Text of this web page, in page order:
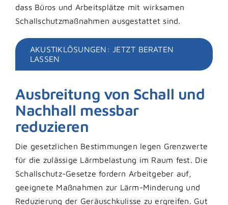
dass Büros und Arbeitsplätze mit wirksamen
Schallschutzmaßnahmen ausgestattet sind.
AKUSTIKLÖSUNGEN: JETZT BERATEN
LASSEN
Ausbreitung von Schall und
Nachhall messbar
reduzieren
Die gesetzlichen Bestimmungen legen Grenzwerte
für die zulässige Lärmbelastung im Raum fest. Die
Schallschutz-Gesetze fordern Arbeitgeber auf,
geeignete Maßnahmen zur Lärm-Minderung und
Reduzierung der Geräuschkulisse zu ergreifen. Gut